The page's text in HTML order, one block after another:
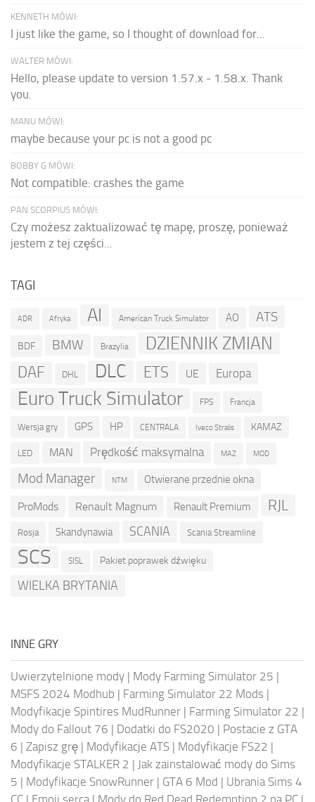
KENNETH MÓWI:
I just like the game, so I thought of download for...
WALTER MÓWI:
Hello, please update to version 1.57.x - 1.58.x. Thank
you.
MANU MÓWI:
maybe because your pc is not a good pc
BOBBY G MÓWI:
Not compatible: crashes the game
PAN SCORPIUS MÓWI:
Czy możesz zaktualizować tę mapę, proszę, ponieważ
jestem z tej części...
TAGI
ADR Afryka AI American Truck Simulator AO ATS
BDF BMW Brazylia DZIENNIK ZMIAN
DAF DHL DLC ETS UE Europa
Euro Truck Simulator FPS Francja
Wersja gry GPS HP CENTRALA Iveco Stralis KAMAZ
LED MAN Prędkość maksymalna MAZ MOD
Mod Manager NTM Otwierane przednie okna
ProMods Renault Magnum Renault Premium RJL
Rosja Skandynawia SCANIA Scania Streamline
SCS SISL Pakiet poprawek dźwięku
WIELKA BRYTANIA
INNE GRY
Uwierzytelnione mody | Mody Farming Simulator 25 |
MSFS 2024 Modhub | Farming Simulator 22 Mods |
Modyfikacje Spintires MudRunner | Farming Simulator 22 |
Mody do Fallout 76 | Dodatki do FS2020 | Postacie z GTA
6 | Zapisz grę | Modyfikacje ATS | Modyfikacje FS22 |
Modyfikacje STALKER 2 | Jak zainstalować mody do Sims
5 | Modyfikacje SnowRunner | GTA 6 Mod | Ubrania Sims 4